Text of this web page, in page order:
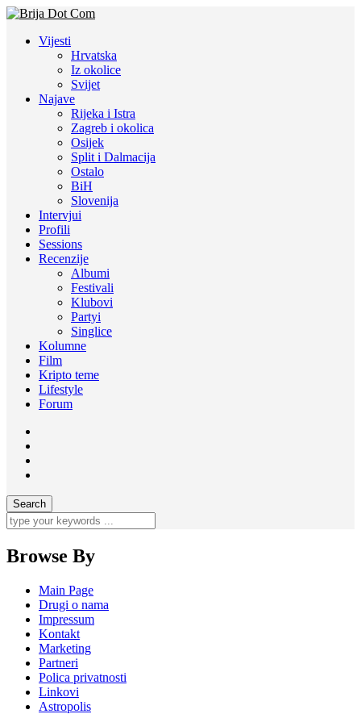
Vijesti
Hrvatska
Iz okolice
Svijet
Najave
Rijeka i Istra
Zagreb i okolica
Osijek
Split i Dalmacija
Ostalo
BiH
Slovenija
Intervjui
Profili
Sessions
Recenzije
Albumi
Festivali
Klubovi
Partyi
Singlice
Kolumne
Film
Kripto teme
Lifestyle
Forum
Browse By
Main Page
Drugi o nama
Impressum
Kontakt
Marketing
Partneri
Polica privatnosti
Linkovi
Astropolis